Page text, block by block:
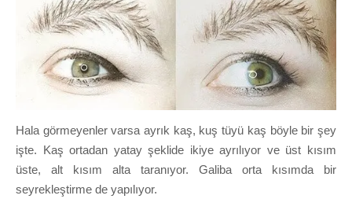
Hala görmeyenler varsa ayrık kaş, kuş tüyü kaş böyle bir şey
işte. Kaş ortadan yatay şeklide ikiye ayrılıyor ve üst kısım
üste, alt kısım alta taranıyor. Galiba orta kısımda bir
seyrekleştirme de yapılıyor.